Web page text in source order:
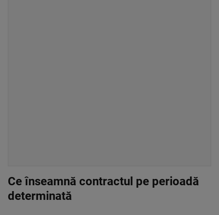
Ce înseamnă contractul pe perioadă
determinată